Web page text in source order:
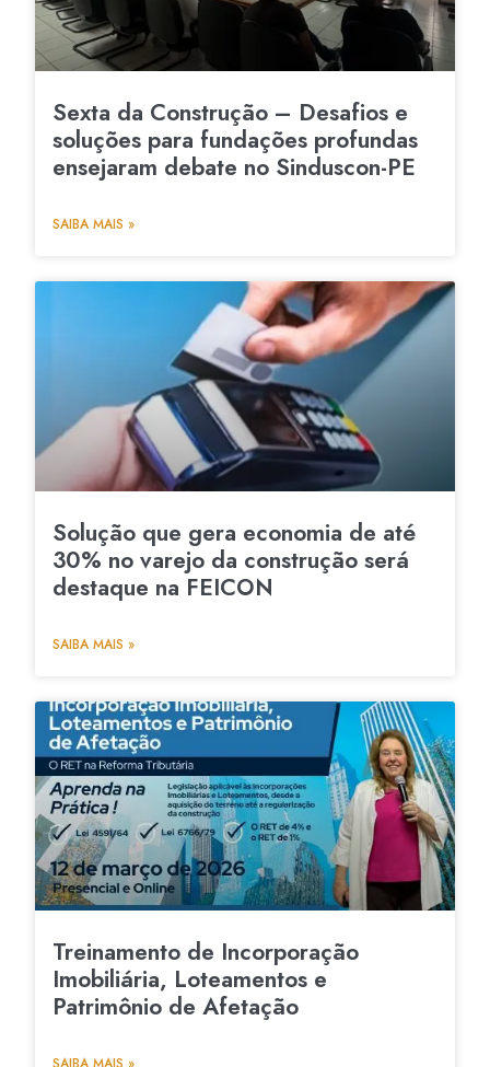
Sexta da Construção – Desafios e
soluções para fundações profundas
ensejaram debate no Sinduscon-PE
SAIBA MAIS »
Solução que gera economia de até
30% no varejo da construção será
destaque na FEICON
SAIBA MAIS »
Treinamento de Incorporação
Imobiliária, Loteamentos e
Patrimônio de Afetação